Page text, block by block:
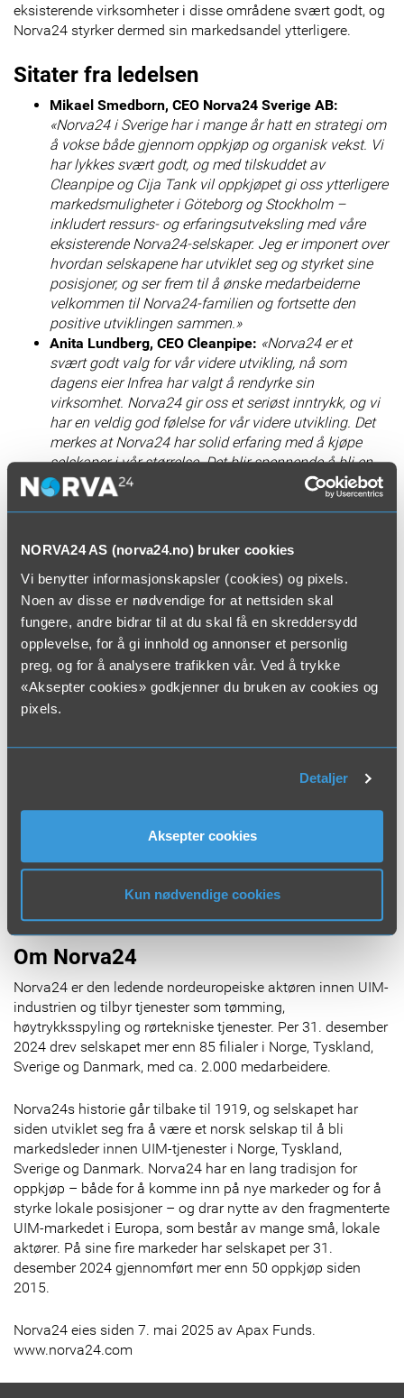
NORVA24 AS (norva24.no) bruker cookies
Vi benytter informasjonskapsler (cookies) og pixels.
Noen av disse er nødvendige for at nettsiden skal
fungere, andre bidrar til at du skal få en skreddersydd
opplevelse, for å gi innhold og annonser et personlig
preg, og for å analysere trafikken vår. Ved å trykke
«Aksepter cookies» godkjenner du bruken av cookies og
pixels.
Detaljer
Aksepter cookies
Kun nødvendige cookies
eksisterende virksomheter i disse områdene svært godt, og
Norva24 styrker dermed sin markedsandel ytterligere.
Sitater fra ledelsen
Mikael Smedborn, CEO Norva24 Sverige AB:
«Norva24 i Sverige har i mange år hatt en strategi om
å vokse både gjennom oppkjøp og organisk vekst. Vi
har lykkes svært godt, og med tilskuddet av
Cleanpipe og Cija Tank vil oppkjøpet gi oss ytterligere
markedsmuligheter i Göteborg og Stockholm –
inkludert ressurs- og erfaringsutveksling med våre
eksisterende Norva24-selskaper. Jeg er imponert over
hvordan selskapene har utviklet seg og styrket sine
posisjoner, og ser frem til å ønske medarbeiderne
velkommen til Norva24-familien og fortsette den
positive utviklingen sammen.»
Anita Lundberg, CEO Cleanpipe: «Norva24 er et
svært godt valg for vår videre utvikling, nå som
dagens eier Infrea har valgt å rendyrke sin
virksomhet. Norva24 gir oss et seriøst inntrykk, og vi
har en veldig god følelse for vår videre utvikling. Det
merkes at Norva24 har solid erfaring med å kjøpe
selskaper i vår størrelse. Det blir spennende å bli en
del av Norva24-familien.»
Marcus Wendel, CEO Cija Tank:
«For Cija Tank kan vi
sammen med Norva24 i Stockholm. Norva24 har
lenge vært sterke og vellykkede i vårt nærområde, og
vi ser frem til å sammen med våre nye kolleger i
Stockholm kunne betjene kundene våre på best mulig
måte.»
Mikael Smedborn, CEO Norva24 Sverige AB
(avslutningsvis): «Vi er svært glade for oppkjøpet av
Cleanpipe og Cija Tank. Med Anita Lundberg som
CEO for Cleanpipe og Marcus Wendel som CEO for
Mikael Smedborn, CEO Norva24 Sverige AB Telefon: +46
Oppkjøpet er betinget av godkjenning fra Inspektionen för
Om Norva24
Norva24 er den ledende nordeuropeiske aktøren innen UIM-
industrien og tilbyr tjenester som tømming,
høytrykksspyling og rørtekniske tjenester. Per 31. desember
2024 drev selskapet mer enn 85 filialer i Norge, Tyskland,
Sverige og Danmark, med ca. 2.000 medarbeidere.
Norva24s historie går tilbake til 1919, og selskapet har
siden utviklet seg fra å være et norsk selskap til å bli
markedsleder innen UIM-tjenester i Norge, Tyskland,
Sverige og Danmark. Norva24 har en lang tradisjon for
oppkjøp – både for å komme inn på nye markeder og for å
styrke lokale posisjoner – og drar nytte av den fragmenterte
UIM-markedet i Europa, som består av mange små, lokale
aktører. På sine fire markeder har selskapet per 31.
desember 2024 gjennomført mer enn 50 oppkjøp siden
2015.
Norva24 eies siden 7. mai 2025 av Apax Funds.
www.norva24.com